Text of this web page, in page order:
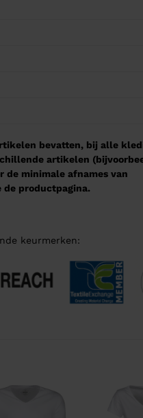
bevatten, bij alle
artikelen
de minimale afnames van
de productpagina.
keurmerken: